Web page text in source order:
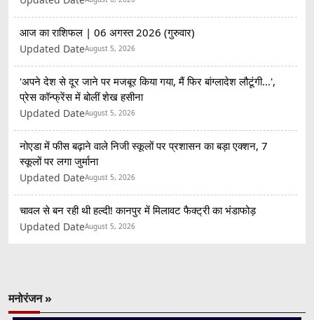
आज का राशिफल | 06 अगस्त 2026 (गुरुवार)
Updated DateAugust 5, 2026
'अपने देश से दूर जाने पर मजबूर किया गया, मैं फिर बांग्लादेश लौटूंगी...',
प्रेस कॉन्फ्रेंस में बोलीं शेख हसीना
Updated DateAugust 5, 2026
नोएडा में फीस बढ़ाने वाले निजी स्कूलों पर प्रशासन का बड़ा एक्शन, 7
स्कूलों पर लगा जुर्माना
Updated DateAugust 5, 2026
चावल से बन रही थी हल्दी! कानपुर में मिलावट फैक्ट्री का भंडाफोड़
Updated DateAugust 5, 2026
मनोरंजन »